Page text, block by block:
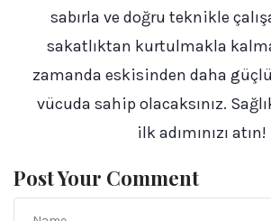
sabırla ve doğru teknikle
sakatlıktan kurtulmakla
zamanda eskisinden daha
vücuda sahip olacaksınız.
ilk adımınızı atın!
Post Your Comment